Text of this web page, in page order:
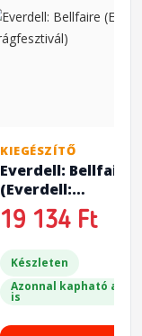
KIEGÉSZÍTŐ
Everdell: Bellfaire
(Everdell:
Virágfesztivál)
19 134 Ft
Készleten
Azonnal kapható a
is